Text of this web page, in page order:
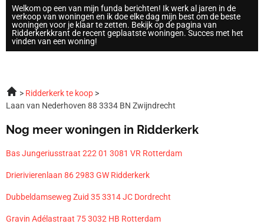
Welkom op een van mijn funda berichten! Ik werk al jaren in de
verkoop van woningen en ik doe elke dag mijn best om de beste
woningen voor je klaar te zetten. Bekijk op de pagina van
Ridderkerkkrant de recent geplaatste woningen. Succes met het
vinden van een woning!
Ridderkerk te koop
Laan van Nederhoven 88 3334 BN Zwijndrecht
Nog meer woningen in Ridderkerk
Bas Jungeriusstraat 222 01 3081 VR Rotterdam
Drierivierenlaan 86 2983 GW Ridderkerk
Dubbeldamseweg Zuid 35 3314 JC Dordrecht
Gravin Adélastraat 75 3032 HB Rotterdam